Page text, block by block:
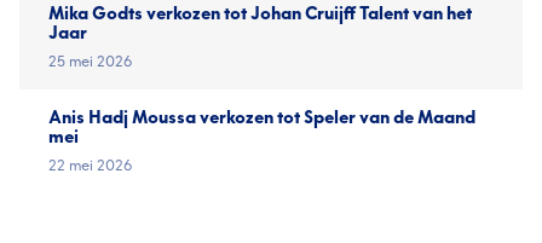
Mika Godts verkozen tot Johan Cruijff Talent van het
Jaar
25 mei 2026
Anis Hadj Moussa verkozen tot Speler van de Maand
mei
22 mei 2026